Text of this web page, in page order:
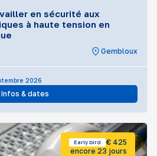
en sécurité aux
à haute tension en
Gembloux
2026
Infos & dates
Early bird
€ 425
encore 23 jours